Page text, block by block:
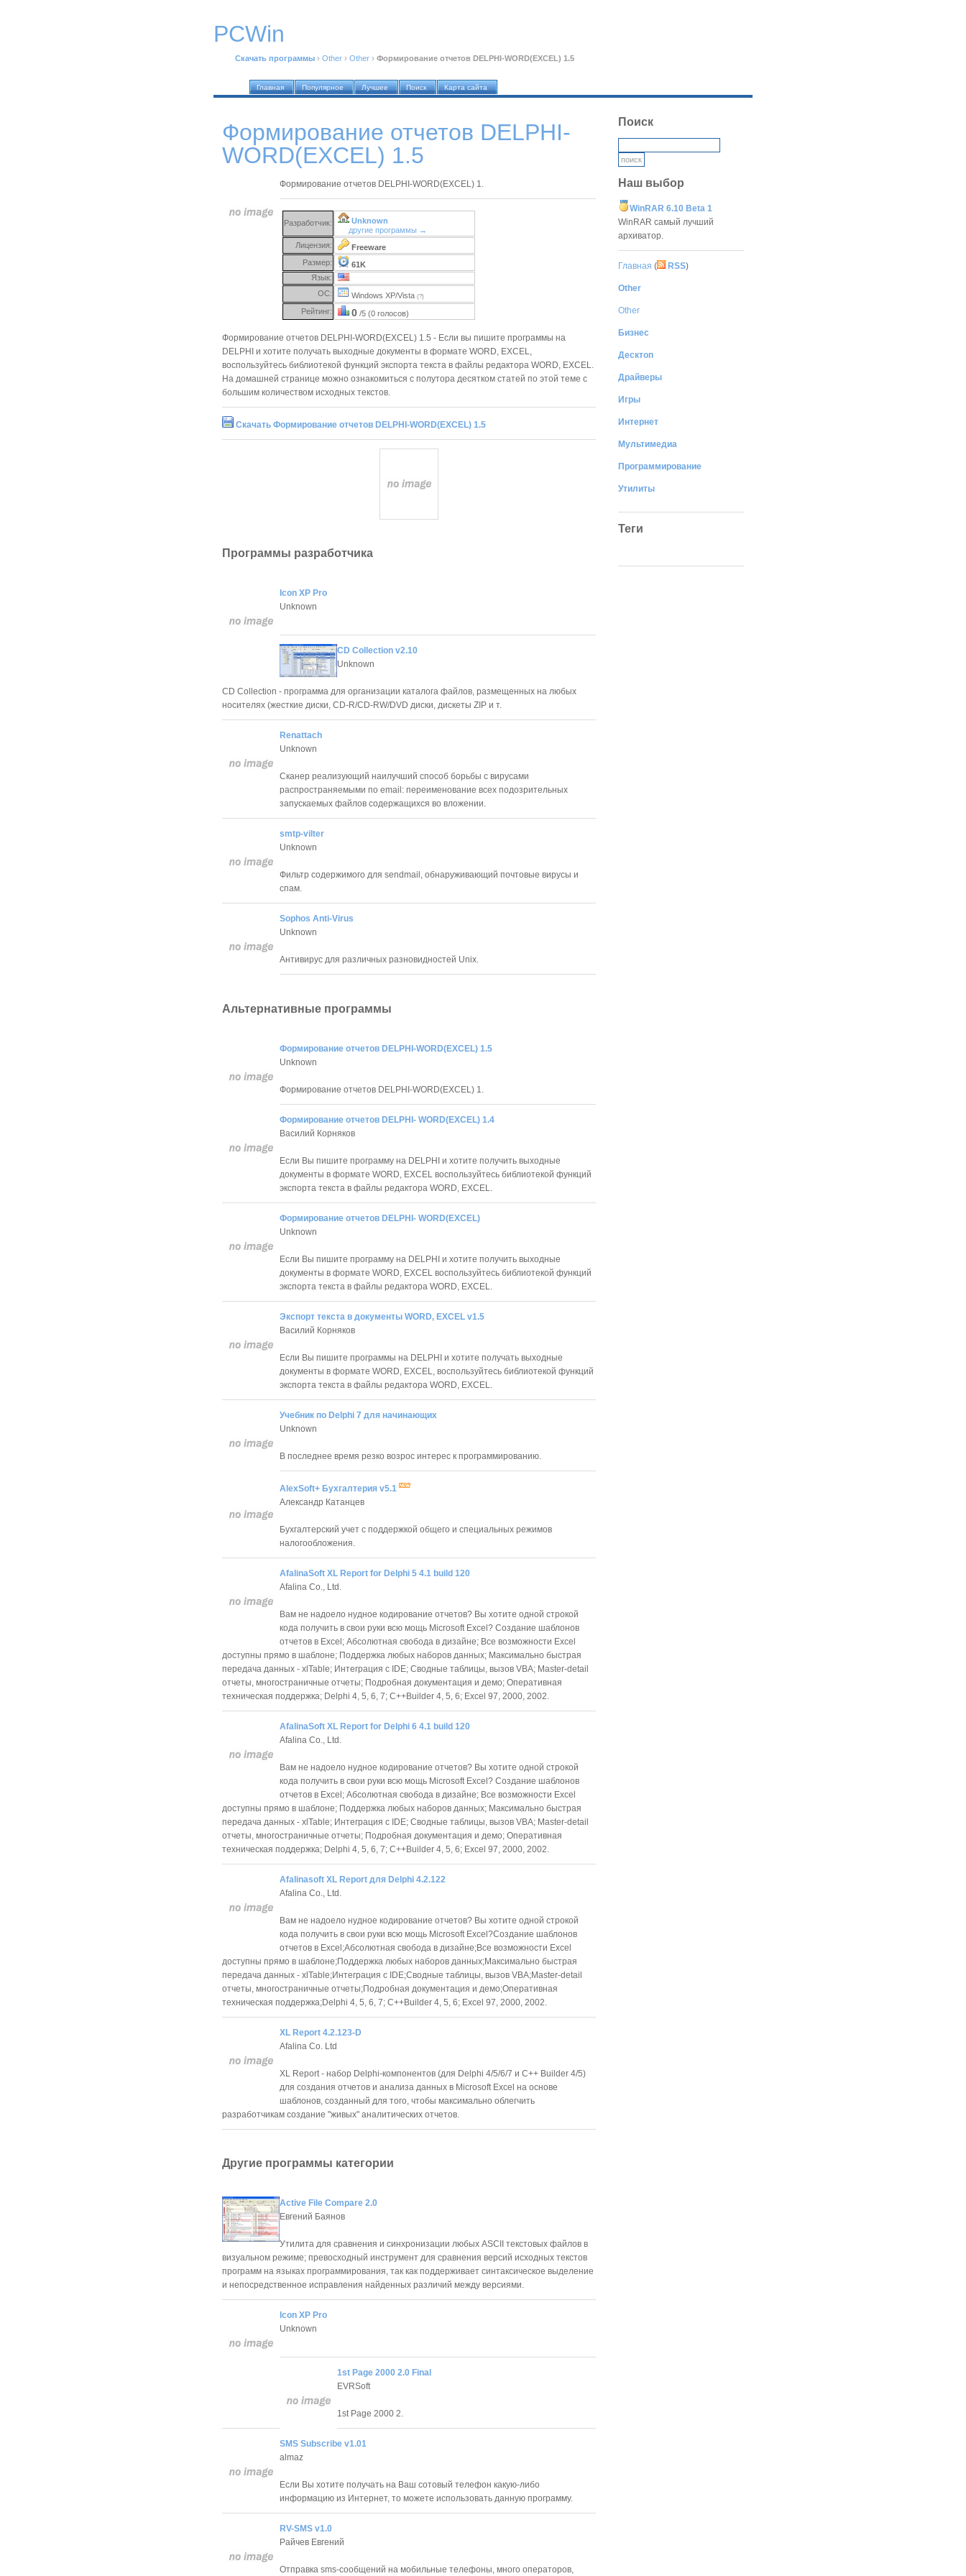
PCWin
Скачать программы › Other › Other › Формирование отчетов DELPHI-WORD(EXCEL) 1.5
Главная Популярное Лучшее Поиск Карта сайта
Формирование отчетов DELPHI-
WORD(EXCEL) 1.5
Формирование отчетов DELPHI-WORD(EXCEL) 1.
Разработчик:
Unknown
другие программы →
Лицензия:
Freeware
Размер:
61K
Язык:
ОС:
Windows XP/Vista (?)
Рейтинг: 0 /5 (0 голосов)
Формирование отчетов DELPHI-WORD(EXCEL) 1.5 - Если вы пишите программы на
DELPHI и хотите получать выходные документы в формате WORD, EXCEL,
воспользуйтесь библиотекой функций экспорта текста в файлы редактора WORD, EXCEL.
На домашней странице можно ознакомиться с полутора десятком статей по этой теме с
большим количеством исходных текстов.
Скачать Формирование отчетов DELPHI-WORD(EXCEL) 1.5
Программы разработчика
Icon XP Pro
Unknown
CD Collection v2.10
Unknown
CD Collection - программа для организации каталога файлов, размещенных на любых
носителях (жесткие диски, CD-R/CD-RW/DVD диски, дискеты ZIP и т.
Renattach
Unknown
Сканер реализующий наилучший способ борьбы с вирусами
распространяемыми по email: переименование всех подозрительных
запускаемых файлов содержащихся во вложении.
smtp-vilter
Unknown
Фильтр содержимого для sendmail, обнаруживающий почтовые вирусы и
спам.
Sophos Anti-Virus
Unknown
Антивирус для различных разновидностей Unix.
Альтернативные программы
Формирование отчетов DELPHI-WORD(EXCEL) 1.5
Unknown
Формирование отчетов DELPHI-WORD(EXCEL) 1.
Формирование отчетов DELPHI- WORD(EXCEL) 1.4
Василий Корняков
Если Вы пишите программу на DELPHI и хотите получить выходные
документы в формате WORD, EXCEL воспользуйтесь библиотекой функций
экспорта текста в файлы редактора WORD, EXCEL.
Формирование отчетов DELPHI- WORD(EXCEL)
Unknown
Если Вы пишите программу на DELPHI и хотите получить выходные
документы в формате WORD, EXCEL воспользуйтесь библиотекой функций
экспорта текста в файлы редактора WORD, EXCEL.
Экспорт текста в документы WORD, EXCEL v1.5
Василий Корняков
Если Вы пишите программы на DELPHI и хотите получать выходные
документы в формате WORD, EXCEL, воспользуйтесь библиотекой функций
экспорта текста в файлы редактора WORD, EXCEL.
Учебник по Delphi 7 для начинающих
Unknown
В последнее время резко возрос интерес к программированию.
AlexSoft+ Бухгалтерия v5.1
Александр Катанцев
Бухгалтерский учет с поддержкой общего и специальных режимов
налогообложения.
AfalinaSoft XL Report for Delphi 5 4.1 build 120
Afalina Co., Ltd.
Вам не надоело нудное кодирование отчетов? Вы хотите одной строкой
кода получить в свои руки всю мощь Microsoft Excel? Создание шаблонов
отчетов в Excel; Абсолютная свобода в дизайне; Все возможности Excel
доступны прямо в шаблоне; Поддержка любых наборов данных; Максимально быстрая
передача данных - xlTable; Интеграция с IDE; Сводные таблицы, вызов VBA; Master-detail
отчеты, многостраничные отчеты; Подробная документация и демо; Оперативная
техническая поддержка; Delphi 4, 5, 6, 7; C++Builder 4, 5, 6; Excel 97, 2000, 2002.
AfalinaSoft XL Report for Delphi 6 4.1 build 120
Afalina Co., Ltd.
Вам не надоело нудное кодирование отчетов? Вы хотите одной строкой
кода получить в свои руки всю мощь Microsoft Excel? Создание шаблонов
отчетов в Excel; Абсолютная свобода в дизайне; Все возможности Excel
доступны прямо в шаблоне; Поддержка любых наборов данных; Максимально быстрая
передача данных - xlTable; Интеграция с IDE; Сводные таблицы, вызов VBA; Master-detail
отчеты, многостраничные отчеты; Подробная документация и демо; Оперативная
техническая поддержка; Delphi 4, 5, 6, 7; C++Builder 4, 5, 6; Excel 97, 2000, 2002.
Afalinasoft XL Report для Delphi 4.2.122
Afalina Co., Ltd.
Вам не надоело нудное кодирование отчетов? Вы хотите одной строкой
кода получить в свои руки всю мощь Microsoft Excel?Создание шаблонов
отчетов в Excel;Абсолютная свобода в дизайне;Все возможности Excel
доступны прямо в шаблоне;Поддержка любых наборов данных;Максимально быстрая
передача данных - xlTable;Интеграция с IDE;Сводные таблицы, вызов VBA;Master-detail
отчеты, многостраничные отчеты;Подробная документация и демо;Оперативная
техническая поддержка;Delphi 4, 5, 6, 7; C++Builder 4, 5, 6; Excel 97, 2000, 2002.
XL Report 4.2.123-D
Afalina Co. Ltd
XL Report - набор Delphi-компонентов (для Delphi 4/5/6/7 и C++ Builder 4/5)
для создания отчетов и анализа данных в Microsoft Excel на основе
шаблонов, созданный для того, чтобы максимально облегчить
разработчикам создание "живых" аналитических отчетов.
Другие программы категории
Active File Compare 2.0
Евгений Баянов
Утилита для сравнения и синхронизации любых ASCII текстовых файлов в
визуальном режиме; превосходный инструмент для сравнения версий исходных текстов
программ на языках программирования, так как поддерживает синтаксическое выделение
и непосредственное исправления найденных различий между версиями.
Icon XP Pro
Unknown
1st Page 2000 2.0 Final
EVRSoft
1st Page 2000 2.
SMS Subscribe v1.01
almaz
Если Вы хотите получать на Ваш сотовый телефон какую-либо
информацию из Интернет, то можете использовать данную программу.
RV-SMS v1.0
Райчев Евгений
Отправка sms-сообщений на мобильные телефоны, много операторов,
Поиск
Наш выбор
WinRAR 6.10 Beta 1
WinRAR самый лучший
архиватор.
Главная ( RSS)
Other
Other
Бизнес
Десктоп
Драйверы
Игры
Интернет
Мультимедиа
Программирование
Утилиты
Теги